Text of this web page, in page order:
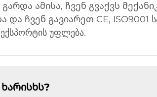
ამისა, ჩვენ გვაქვს
ჩვენ გავიარეთ CE, ISO9001
ექსპორტის უფლება.